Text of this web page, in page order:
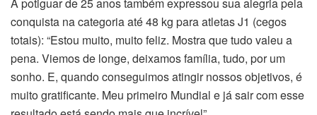
A potiguar de 25 anos também expressou sua alegria pela
conquista na categoria até 48 kg para atletas J1 (cegos
totais): “Estou muito, muito feliz. Mostra que tudo valeu a
pena. Viemos de longe, deixamos família, tudo, por um
sonho. E, quando conseguimos atingir nossos objetivos, é
muito gratificante. Meu primeiro Mundial e já sair com esse